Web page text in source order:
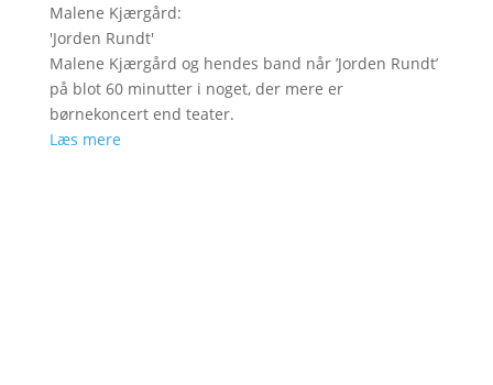
Malene Kjærgård:
'Jorden Rundt'
Malene Kjærgård og hendes band når ’Jorden Rundt’
på blot 60 minutter i noget, der mere er
børnekoncert end teater.
Læs mere